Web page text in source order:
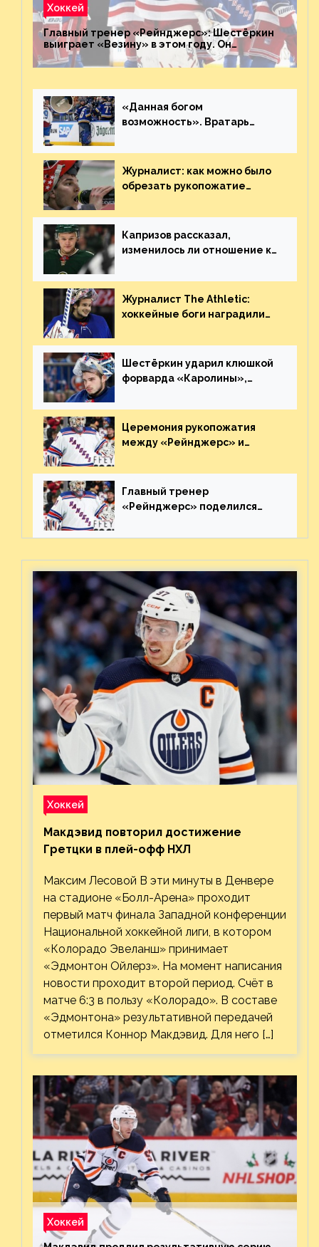
Хоккей
Главный тренер «Рейнджерс»: Шестёркин
выиграет «Везину» в этом году. Он
невероятен
«Данная богом
возможность». Вратарь
броске бутылкой в Кадри
Журналист: как можно было
обрезать рукопожатие
Плохая работа, ESPN
Капризов рассказал,
изменилось ли отношение к
Украине
Журналист The Athletic:
хоккейные боги наградили
великолепную игру
Шестёркин ударил клюшкой
форварда «Каролины»,
пятаке. Видео
Церемония рукопожатия
между «Рейнджерс» и
матча плей-офф. Видео
Главный тренер
«Рейнджерс» поделился
предстоящего финала
Хоккей
Макдэвид повторил достижение
Гретцки в плей-офф НХЛ
Максим Лесовой В эти минуты в Денвере
на стадионе «Болл-Арена» проходит
первый матч финала Западной конференции
Национальной хоккейной лиги, в котором
«Колорадо Эвеланш» принимает
«Эдмонтон Ойлерз». На момент написания
новости проходит второй период. Счёт в
матче 6:3 в пользу «Колорадо». В составе
«Эдмонтона» результативной передачей
отметился Коннор Макдэвид. Для него […]
Хоккей